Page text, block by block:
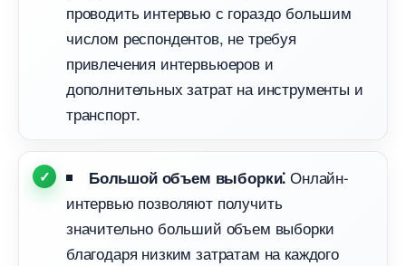
проводить интервью с гораздо большим
числом респондентов, не требуя
привлечения интервьюеров и
дополнительных затрат на инструменты и
транспорт.​
Большой объем выборки⁚ Онлайн-
интервью позволяют получить
значительно больший объем выборки
лагодаря низким затратам на каждого